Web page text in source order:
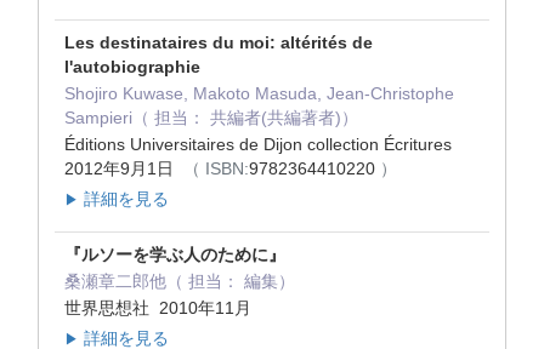
Les destinataires du moi: altérités de
l'autobiographie
Shojiro Kuwase, Makoto Masuda, Jean-Christophe
Sampieri（ 担当： 共編者(共編著者)）
Éditions Universitaires de Dijon collection Écritures
2012年9月1日
（ ISBN:9782364410220 ）
▶ 詳細を見る
『ルソーを学ぶ人のために』
桑瀬章二郎他（ 担当： 編集）
世界思想社 2010年11月
▶ 詳細を見る